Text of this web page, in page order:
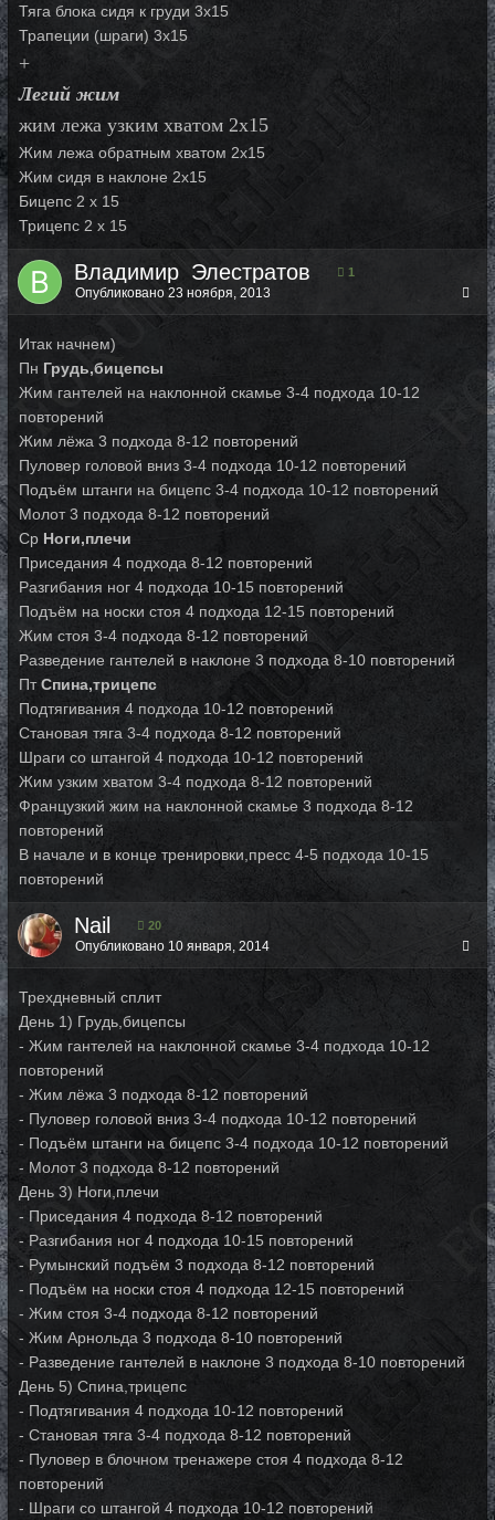
Тяга блока сидя к груди 3х15
Трапеции (шраги) 3х15
+
Легий жим
жим лежа узким хватом 2х15
Жим лежа обратным хватом 2х15
Жим сидя в наклоне 2х15
Бицепс 2 х 15
Трицепс 2 х 15
Владимир_Элестратов 1
Опубликовано23 ноября, 2013
Итак начнем)
Пн Грудь,бицепсы
Жим гантелей на наклонной скамье 3-4 подхода 10-12
повторений
Жим лёжа 3 подхода 8-12 повторений
Пуловер головой вниз 3-4 подхода 10-12 повторений
Подъём штанги на бицепс 3-4 подхода 10-12 повторений
Молот 3 подхода 8-12 повторений
Ср Ноги,плечи
Приседания 4 подхода 8-12 повторений
Разгибания ног 4 подхода 10-15 повторений
Подъём на носки стоя 4 подхода 12-15 повторений
Жим стоя 3-4 подхода 8-12 повторений
Разведение гантелей в наклоне 3 подхода 8-10 повторений
ПтСпина,трицепс
Подтягивания 4 подхода 10-12 повторений
Становая тяга 3-4 подхода 8-12 повторений
Шраги со штангой 4 подхода 10-12 повторений
Жим узким хватом 3-4 подхода 8-12 повторений
Французкий жим на наклонной скамье 3 подхода 8-12
повторений
В начале и в конце тренировки,пресс 4-5 подхода 10-15
повторений
Nail 20
Опубликовано 10 января, 2014
Трехдневный сплит
День 1) Грудь,бицепсы
- Жим гантелей на наклонной скамье 3-4 подхода 10-12
повторений
- Жим лёжа 3 подхода 8-12 повторений
- Пуловер головой вниз 3-4 подхода 10-12 повторений
- Подъём штанги на бицепс 3-4 подхода 10-12 повторений
- Молот 3 подхода 8-12 повторений
День 3) Ноги,плечи
- Приседания 4 подхода 8-12 повторений
- Разгибания ног 4 подхода 10-15 повторений
- Румынский подъём 3 подхода 8-12 повторений
- Подъём на носки стоя 4 подхода 12-15 повторений
- Жим стоя 3-4 подхода 8-12 повторений
- Жим Арнольда 3 подхода 8-10 повторений
- Разведение гантелей в наклоне 3 подхода 8-10 повторений
День 5) Спина,трицепс
- Подтягивания 4 подхода 10-12 повторений
- Становая тяга 3-4 подхода 8-12 повторений
- Пуловер в блочном тренажере стоя 4 подхода 8-12
повторений
- Шраги со штангой 4 подхода 10-12 повторений